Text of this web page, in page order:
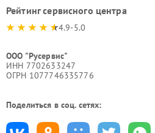
Рейтинг сервисного центра
4.9-5.0
ООО "Русервис"
ИНН 7702633247
ОГРН 1077746335776
Поделиться в соц. сетях: